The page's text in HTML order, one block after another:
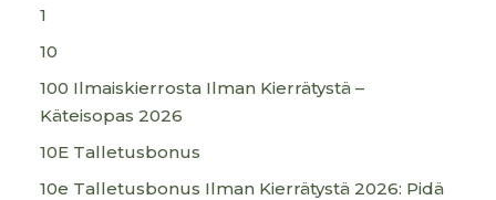
1
10
100 Ilmaiskierrosta Ilman Kierrätystä –
Käteisopas 2026
10E Talletusbonus
10e Talletusbonus Ilman Kierrätystä 2026: Pidä